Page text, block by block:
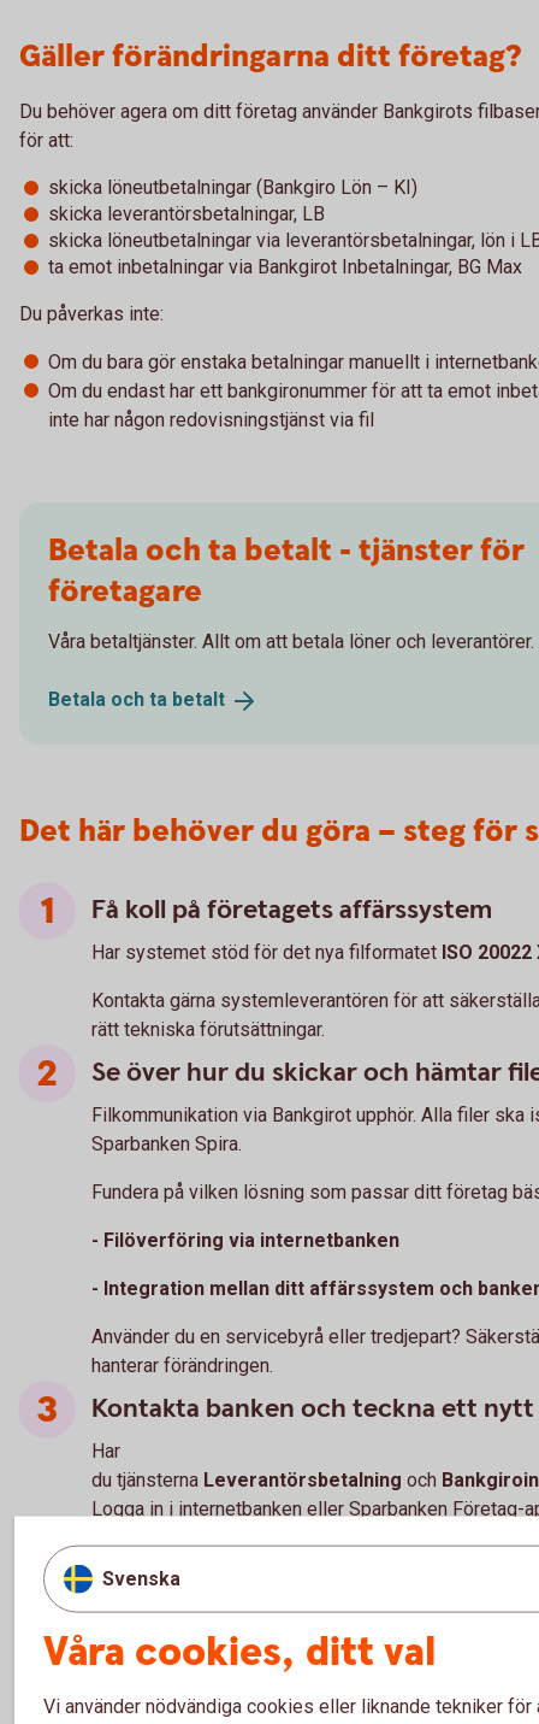
Gäller förändringarna ditt företag?
Du behöver agera om ditt företag använder Bankgirots
för att:
skicka löneutbetalningar (Bankgiro Lön – KI)
skicka leverantörsbetalningar, LB
skicka löneutbetalningar via leverantörsbetalningar, lön i
ta emot inbetalningar via Bankgirot Inbetalningar, BG Max
Du påverkas inte:
Om du bara gör enstaka betalningar manuellt i
Om du endast har ett bankgironummer för att ta emot
inte har någon redovisningstjänst via fil
Betala och ta betalt - tjänster för
företagare
Våra betaltjänster. Allt om att betala löner och leverantörer.
Betala och ta betalt
Det här behöver du göra – steg för
Få koll på företagets affärssystem
Har systemet stöd för det nya filformatet ISO 20022
Kontakta gärna systemleverantören för att
rätt tekniska förutsättningar.
Se över hur du skickar och hämtar
Filkommunikation via Bankgirot upphör. Alla filer ska
Sparbanken Spira.
Fundera på vilken lösning som passar ditt företag
- Filöverföring via internetbanken
- Integration mellan ditt affärssystem och
Använder du en servicebyrå eller tredjepart?
hanterar förändringen.
Kontakta banken och teckna ett nytt
Har
du tjänsterna Leverantörsbetalning och
Logga in i internetbanken eller Sparbanken Företag-
formatet.
Har du andra bankgiroformat eller har du frågor?
Välkommen att kontakta ditt bankkontor eller ringa
Svenska
Våra cookies, ditt val
Vi använder nödvändiga cookies eller liknande tekniker för